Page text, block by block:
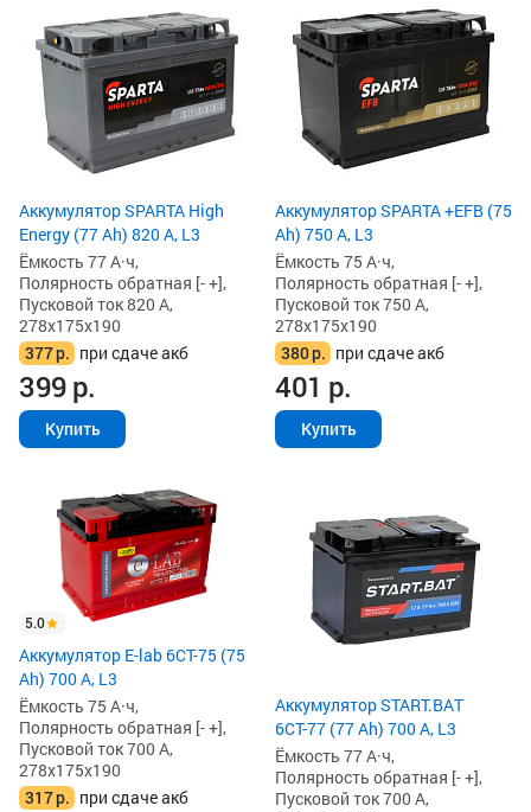
Аккумулятор SPARTA High
Energy (77 Ah) 820 А, L3
Ёмкость 77 А·ч,
Полярность обратная [- +],
Пусковой ток 820 А,
278x175x190
377р. при сдаче акб
399р.
Купить
Аккумулятор SPARTA +EFB (75
Ah) 750 А, L3
Ёмкость 75 А·ч,
Полярность обратная [- +],
Пусковой ток 750 А,
278x175x190
380р. при сдаче акб
401 р.
Купить
5.0
Аккумулятор E-lab 6СТ-75 (75
Ah) 700 А, L3
Ёмкость 75 А·ч,
Полярность обратная [- +],
Пусковой ток 700 А,
278x175x190
317р. при сдаче акб
Аккумулятор START.BAT
6СТ-77 (77 Ah) 700 А, L3
Ёмкость 77 А·ч,
Полярность обратная [- +],
Пусковой ток 700 А,